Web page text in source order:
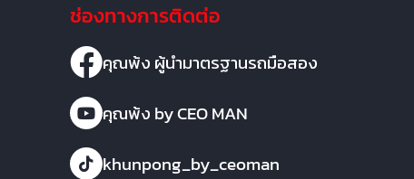
ช่องทางการติดต่อ
คุณพ้ง ผู้นำมาตรฐานรถมือสอง
คุณพ้ง by CEO MAN
khunpong_by_ceoman